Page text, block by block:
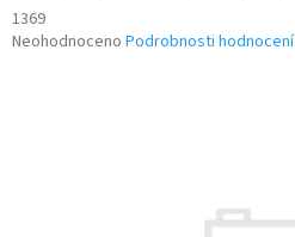
1369
Průměrné
Neohodnoceno Podrobnosti hodnocení